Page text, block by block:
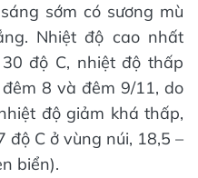
sớm có sương mù
Nhiệt độ cao nhất
độ C, nhiệt độ thấp
8 và đêm 9/11, do
độ giảm khá thấp,
độ C ở vùng núi, 18,5 –
biển).